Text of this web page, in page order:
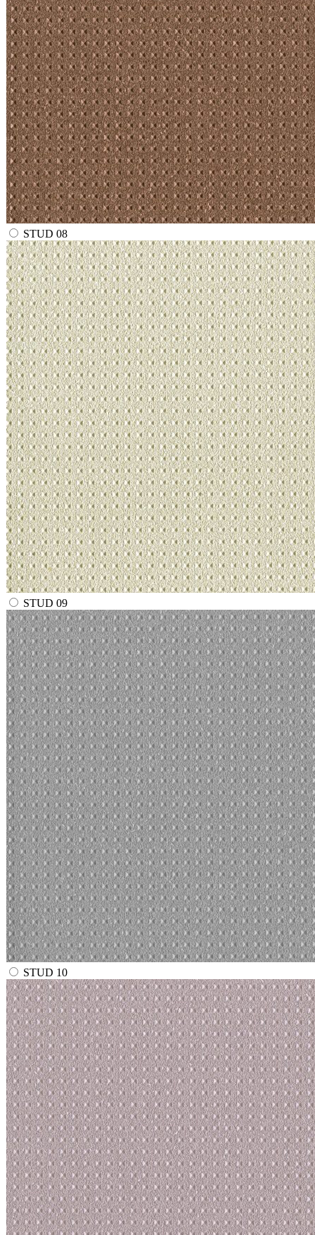
STUD 08
STUD 09
STUD 10